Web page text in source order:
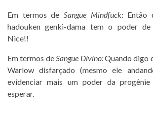
Em termos de Sangue Mindfuck: Então
hadouken genki-dama tem o poder de
Nice!!
Em termos deSangue Divino:Quando digo
Warlow disfarçado (mesmo ele
evidenciar mais um poder da
esperar.